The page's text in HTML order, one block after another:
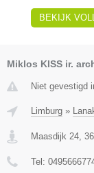
BEKIJK
Miklos KISS ir.
Niet gevestigd
Limburg »
Maasdijk 24
Tel: